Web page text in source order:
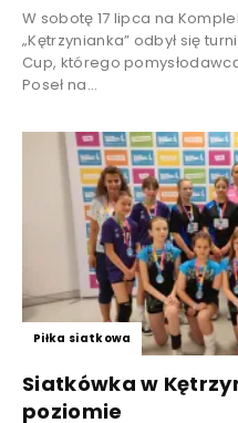
W sobotę 17 lipca na
„Kętrzynianka” odbył się
Cup, którego
Poseł na...
Piłka siatkowa
Siatkówka w
poziomie